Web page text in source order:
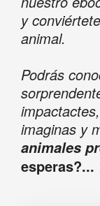
y
animal.
Podrás
impactactes,
imaginas y
animales
esperas?...